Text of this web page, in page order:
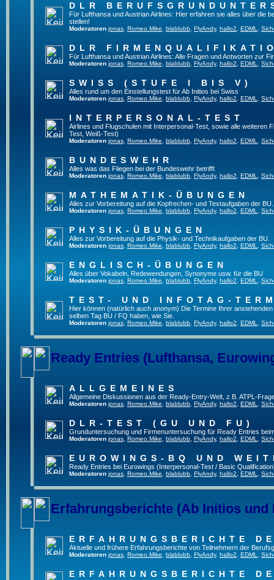
DLR
Für Lufthansa und Austrian Airlines: Hier erfahren sie alles über die
stellen!
Moderatoren jonas Romeo.Mike blablubb FlyAndy, hallo2 EDML
DLR
Für Lufthansa und Austrian Airlines: Alle Fragen und Antworten zur
Moderatoren jonas Romeo.Mike blablubb FlyAndy, hallo2 EDML
SWISS (STUFE I BIS V)
Alles rund um den Einstellungstest für Ab Initios bei Swiss
Moderatoren jonas Romeo.Mike blablubb FlyAndy, hallo2 EDML
INTERPERSONAL-TEST
Airlines und Flugschulen mit Interpersonal-Test, sowie alle weiteren
Test, Weiß-Test)
Moderatoren jonas Romeo.Mike blablubb FlyAndy, hallo2 EDML
BUNDESWEHR
Alles was das Fliegen bei der Bundeswehr betrifft
Moderatoren jonas Romeo.Mike blablubb FlyAndy, hallo2 EDML
MATHEMATIK-ÜBUNGEN
Alles zur Vorbereitung auf die Kopfrechen- und Textaufgaben der BU.
Moderatoren jonas Romeo.Mike blablubb FlyAndy, hallo2 EDML
PHYSIK-ÜBUNGEN
Alles zur Vorbereitung auf die Physik- und Technikaufgaben der BU.
Moderatoren jonas Romeo.Mike blablubb FlyAndy, hallo2 EDML
ENGLISCH-ÜBUNGEN
Alles über Vokabeln, Redewendungen, Synonyme usw. für die BU
Moderatoren jonas Romeo.Mike blablubb FlyAndy, hallo2 EDML
TEST- UND INFOTAG-
Hier können (natürlich auch anonym) Die Termine Ihrer
selben Tag BU / FQ haben, wie Sie.
Moderatoren jonas Romeo.Mike blablubb FlyAndy, hallo2 EDML
Ready Entries (Lufthansa,
ALLGEMEINES
Allgemeine Diskussionen aus der Ready-Entry-Welt, z.B. ATPL-
Moderatoren jonas Romeo.Mike blablubb FlyAndy, hallo2 EDML
DLR-TEST (GU UND FU)
Grunduntersuchung und Firmenuntersuchung für Ready Entries
Moderatoren jonas Romeo.Mike blablubb FlyAndy, hallo2 EDML
EUROWINGS-BQ UND
Ready Entries bei Eurowings (Interpersonal-Test / Basic
Moderatoren jonas Romeo.Mike blablubb FlyAndy, hallo2 EDML
Erfahrungsberichte (Ab Initios und
ERFAHRUNGSBERICHTE
Aktuelle und frühere Erfahrungsberichte von Teilnehmern der
Moderatoren jonas Romeo.Mike blablubb FlyAndy, hallo2 EDML
ERFAHRUNGSBERICHTE